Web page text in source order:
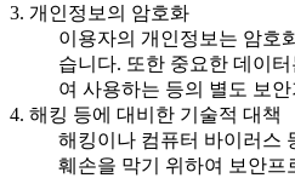
3. 개인정보의 암호화
이용자의 개인정보는 암호
습니다. 또한 중요한 데이
여 사용하는 등의 별도 보
4. 해킹 등에 대비한 기술적 대책
해킹이나 컴퓨터 바이러스
훼손을 막기 위하여 보안프